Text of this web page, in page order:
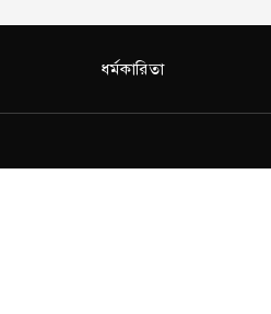
ধর্মকারিতা